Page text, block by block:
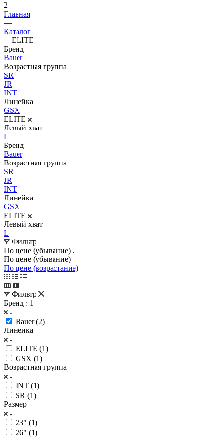
2
Главная
—
Каталог
—ELITE
Бренд
Bauer
Возрастная группа
SR
JR
INT
Линейка
GSX
ELITE
Левый хват
L
Бренд
Bauer
Возрастная группа
SR
JR
INT
Линейка
GSX
ELITE
Левый хват
L
Фильтр
По цене (убывание)
По цене (убывание)
По цене (возрастание)
Фильтр
Бренд : 1
Bauer (2)
Линейка
ELITE (1)
GSX (1)
Возрастная группа
INT (1)
SR (1)
Размер
23" (1)
26" (1)